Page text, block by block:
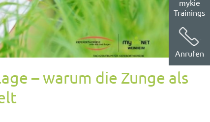
– warum die Zunge als
mykie
Trainings
Anrufen